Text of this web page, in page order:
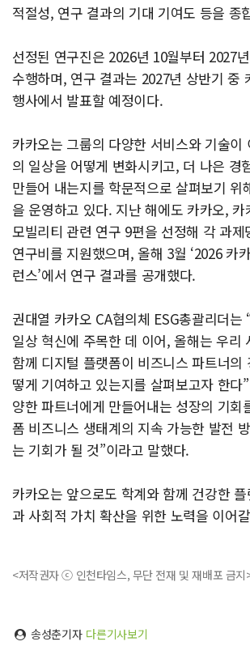
적절성, 연구 결과의 기대 기여도 등을 종
선정된 연구진은 2026년 10월부터 2027
수행하며, 연구 결과는 2027년 상반기 중
행사에서 발표할 예정이다.
카카오는 그룹의 다양한 서비스와 기술이
의 일상을 어떻게 변화시키고, 더 나은 경
만들어 내는지를 학문적으로 살펴보기 위
을 운영하고 있다. 지난 해에도 카카오,
모빌리티 관련 연구 9편을 선정해 각 과제
연구비를 지원했으며, 올해 3월 ‘2026 카
런스’에서 연구 결과를 공개했다.
권대열 카카오 CA협의체 ESG총괄리더는
일상 혁신에 주목한 데 이어, 올해는 우리
함께 디지털 플랫폼이 비즈니스 파트너의
떻게 기여하고 있는지를 살펴보고자 한다
양한 파트너에게 만들어내는 성장의 기회
폼 비즈니스 생태계의 지속 가능한 발전
는 기회가 될 것”이라고 말했다.
카카오는 앞으로도 학계와 함께 건강한
과 사회적 가치 확산을 위한 노력을 이어
<저작권자 ⓒ 인천타임스, 무단 전재 및 재배포 금지
송성춘기자 다른기사보기